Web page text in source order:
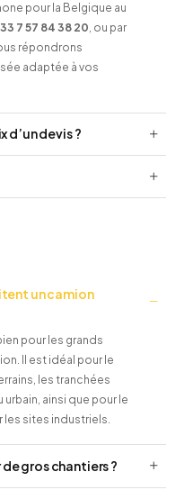
pour la Belgique au
7 57 84 38 20, ou par
répondrons
adaptée à vos
d’un devis ?
un camion
pour les grands
Il est idéal pour le
les tranchées
ainsi que pour le
sites industriels.
gros chantiers ?